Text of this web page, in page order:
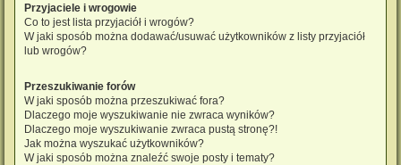
Przyjaciele i wrogowie
Co to jest lista przyjaciół i wrogów?
W jaki sposób można dodawać/usuwać użytkowników z listy przyjaciół
lub wrogów?
Przeszukiwanie forów
W jaki sposób można przeszukiwać fora?
Dlaczego moje wyszukiwanie nie zwraca wyników?
Dlaczego moje wyszukiwanie zwraca pustą stronę?!
Jak można wyszukać użytkowników?
W jaki sposób można znaleźć swoje posty i tematy?